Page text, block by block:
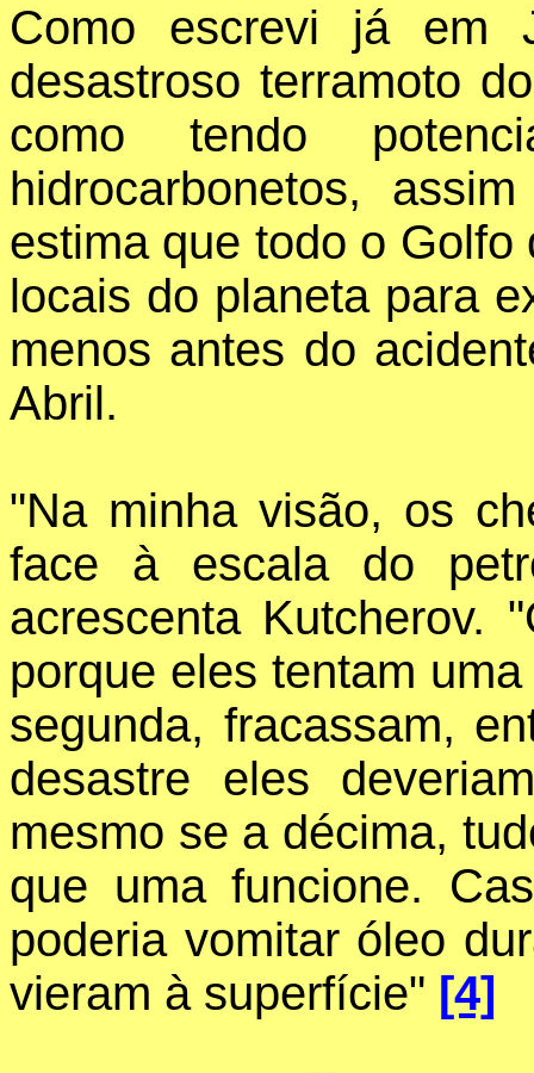
Como escrevi já em
desastroso terramoto
como tendo
hidrocarbonetos,
estima que todo o
locais do planeta para
menos antes do
Abril.
"Na minha visão, os
face à escala do
acrescenta Kutcherov.
porque eles tentam
segunda, fracassam,
desastre eles
mesmo se a décima,
que uma funcione.
poderia vomitar óleo
vieram à superfície" [4]